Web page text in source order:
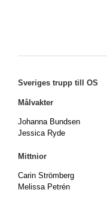
Sveriges trupp till OS
Målvakter
Johanna Bundsen
Jessica Ryde
Mittnior
Carin Strömberg
Melissa Petrén